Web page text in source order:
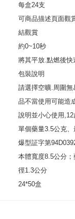
每盒24支
可商品描述頁面觀
結觀賞
約0~10秒
將其平放.點燃後
包裝說明
請選擇空曠.周圍
品不當使用可能造
說明並小心使用
單個藥量3.5公克
爆型証字第
本體寬度8.5公分
徑1.3公分
24*50盒